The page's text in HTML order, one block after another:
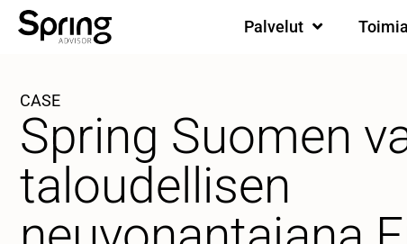
Palvelut
CASE
Spring Suomen
taloudellisen